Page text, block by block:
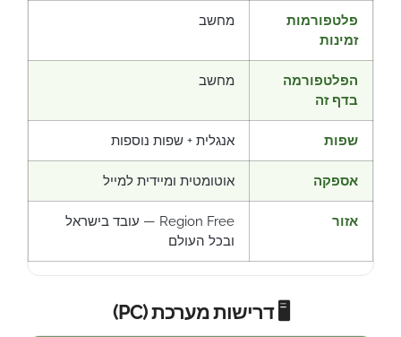
פלטפורמות
זמינות
מחשב
הפלטפורמה
בדף זה
מחשב
שפות אנגלית + שפות נוספות
אספקה אוטומטית ומיידית למייל
אזור
Region Free — עובד בישראל
ובכל העולם
🖥️ דרישות מערכת (PC)